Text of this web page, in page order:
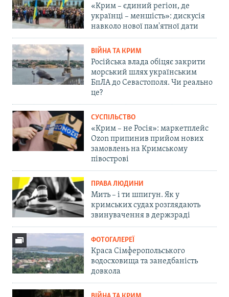
«Крим – єдиний регіон, де
українці – меншість»: дискусія
навколо нової пам'ятної дати
ВІЙНА ТА КРИМ
Російська влада обіцяє закрити
морський шлях українським
БпЛА до Севастополя. Чи реально
це?
СУСПІЛЬСТВО
«Крим – не Росія»: маркетплейс
Ozon припинив прийом нових
замовлень на Кримському
півострові
ПРАВА ЛЮДИНИ
Мить – і ти шпигун. Як у
кримських судах розглядають
звинувачення в держзраді
ФОТОГАЛЕРЕЇ
Краса Сімферопольського
водосховища та занедбаність
довкола